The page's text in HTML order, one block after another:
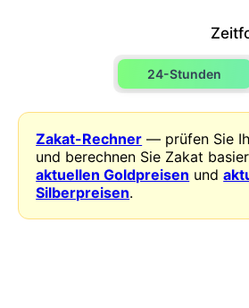
24-Stunden
Zakat-Rechner — prüfen Sie
und berechnen Sie Zakat
aktuellen Goldpreisen und
Silberpreisen.